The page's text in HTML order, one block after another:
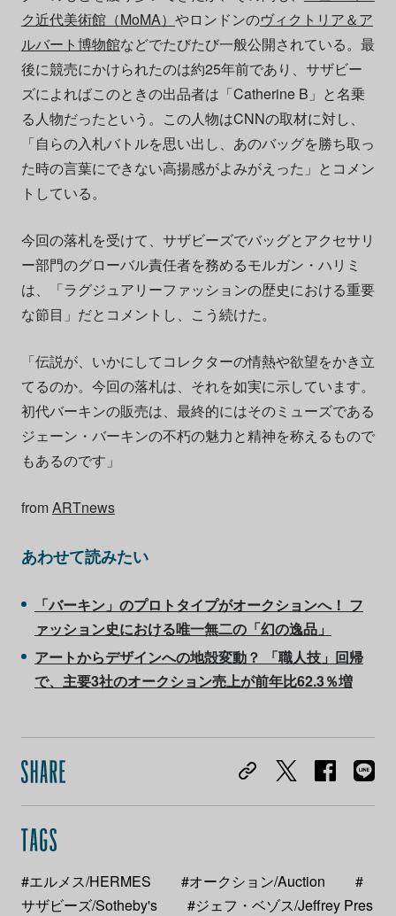
ク近代美術館（MoMA） やロンドンのヴィクトリア＆ア
ルバート博物館などでたびたび一般公開されている。最
後に競売にかけられたのは約25年前であり、サザビー
ズによればこのときの出品者は「Catherine B」と名乗
る人物だったという。この人物はCNNの取材に対し、
「自らの入札バトルを思い出し、あのバッグを勝ち取っ
た時の言葉にできない高揚感がよみがえった」とコメン
トしている。
今回の落札を受けて、サザビーズでバッグとアクセサリ
ー部門のグローバル責任者を務めるモルガン・ハリミ
は、「ラグジュアリーファッションの歴史における重要
な節目」だとコメントし、こう続けた。
「伝説が、いかにしてコレクターの情熱や欲望をかき立
てるのか。今回の落札は、それを如実に示しています。
初代バーキンの販売は、最終的にはそのミューズである
ジェーン・バーキンの不朽の魅力と精神を称えるもので
もあるのです」
fromARTnews
あわせて読みたい
「バーキン」のプロトタイプがオークションへ！ フ
ァッション史における唯一無二の「幻の逸品」
アートからデザインへの地殻変動？ 「職人技」回帰
で、主要3社のオークション売上が前年比62.3％増
#エルメス/HERMES #オークション/Auction
#
サザビーズ/Sotheby's
#ジェフ・ベゾス/Jeffrey Pres